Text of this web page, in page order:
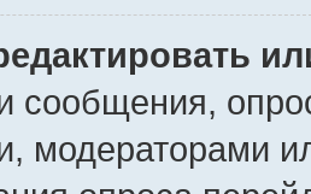
сообщения,
модераторами